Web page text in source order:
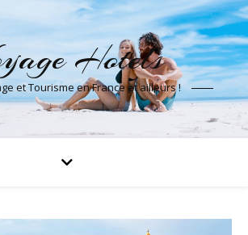
Hotels
et Tourisme en France et ailleurs !